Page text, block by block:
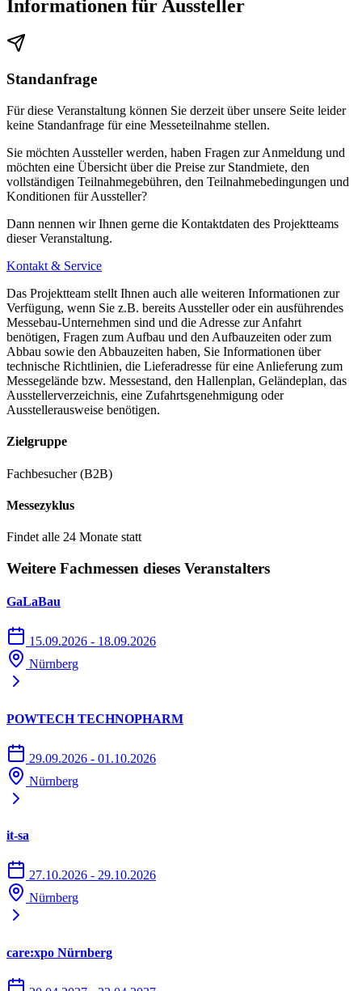
Alternativ rund um die Uhr mit dem Taxi vom Flughafen zum
Mietwagen am Airport: Alle namhaften Autovermieter wie Avis,
Auf dem Messegelände stehen insgesamt 13.500 Parkplätze zur
Verfügung.
6.500 Parkplätze befinden sich im Fußwegbereich, 3.000 davon
in einem Parkhaus.
Weitere Parkmöglichkeiten gibt es in der direkten Umgebung,
die in wenigen Minuten bequem per Shuttle-Bus erreichbar sind.
Parkleitsystem
Das mehrfach ausgezeichnete "dynamische Verkehrsleitsystem und
Verkehrsbelastung auf den Zufahrtstraßen rund um das
Messezentrum und leitet Sie auf freie Verkehrswege und zu Ihrem
Elektrofahrzeuge.
Parkplatz VIP West/Mitte (Zufahrt über Einfahrt West)
Parkplatz Rotunde (Zufahrt über Otto-Bärnreuther-Straße)
Informationen für Aussteller
Standanfrage
Für diese Veranstaltung können Sie derzeit über unsere Seite leider
keine Standanfrage für eine Messeteilnahme stellen.
Sie möchten Aussteller werden, haben Fragen zur Anmeldung und
möchten eine Übersicht über die Preise zur Standmiete, den
vollständigen Teilnahmegebühren, den Teilnahmebedingungen und
Konditionen für Aussteller?
Dann nennen wir Ihnen gerne die Kontaktdaten des Projektteams
dieser Veranstaltung.
Kontakt & Service
Das Projektteam stellt Ihnen auch alle weiteren Informationen zur
Verfügung, wenn Sie z.B. bereits Aussteller oder ein ausführendes
Messebau-Unternehmen sind und die Adresse zur Anfahrt
benötigen, Fragen zum Aufbau und den Aufbauzeiten oder zum
Abbau sowie den Abbauzeiten haben, Sie Informationen über
technische Richtlinien, die Lieferadresse für eine Anlieferung zum
Messegelände bzw. Messestand, den Hallenplan, Geländeplan, das
Ausstellerverzeichnis, eine Zufahrtsgenehmigung oder
Ausstellerausweise benötigen.
Zielgruppe
Fachbesucher (B2B)
Messezyklus
Findet alle 24 Monate statt
Weitere Fachmessen dieses Veranstalters
GaLaBau
15.09.2026 - 18.09.2026
Nürnberg
POWTECH TECHNOPHARM
29.09.2026 - 01.10.2026
Nürnberg
it-sa
27.10.2026 - 29.10.2026
Nürnberg
care:xpo Nürnberg